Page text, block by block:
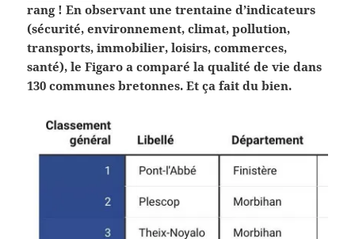
rang ! En observant une trentaine d’indicateurs
(sécurité, environnement, climat, pollution,
transports, immobilier, loisirs, commerces,
santé), le Figaro a comparé la qualité de vie dans
130 communes bretonnes. Et ça fait du bien.